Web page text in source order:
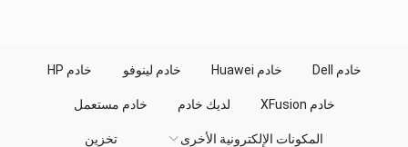
خادم Dell خادم Huawei خادم لينوفو خادم HP
خادم XFusion لديك خادم خادم مستعمل
المكونات الإلكترونية الأخرى تخزين